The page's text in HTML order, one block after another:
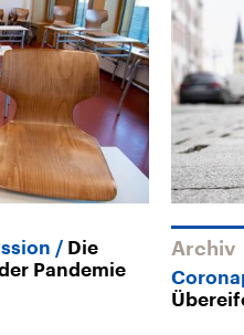
Die
Pandemie
Archiv